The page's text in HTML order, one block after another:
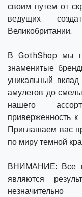
своим путем от
ведущих
Великобритании.
В GothShop мы
знаменитые
уникальный
амулетов до
нашего
приверженность к
Приглашаем вас
по миру темной
ВНИМАНИЕ: Все
являются